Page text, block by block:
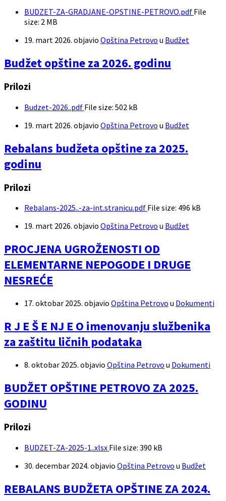
BUDZET-ZA-GRADJANE-OPSTINE-PETROVO.pdf File
size: 2 MB
19. mart 2026. objavio Opština Petrovo u Budžet
Budžet opštine za 2026. godinu
Prilozi
Budzet-2026..pdf File size: 502 kB
19. mart 2026. objavio Opština Petrovo u Budžet
Rebalans budžeta opštine za 2025.
godinu
Prilozi
Rebalans-2025..-za-int.stranicu.pdf File size: 496 kB
19. mart 2026. objavio Opština Petrovo u Budžet
PROCJENA UGROŽENOSTI OD
ELEMENTARNE NEPOGODE I DRUGE
NESREĆE
17. oktobar 2025. objavio Opština Petrovo u Dokumenti
R J E Š E NJ E O imenovanju službenika
za zaštitu ličnih podataka
8. oktobar 2025. objavio Opština Petrovo u Dokumenti
BUDŽET OPŠTINE PETROVO ZA 2025.
GODINU
Prilozi
BUDZET-ZA-2025-1..xlsx File size: 390 kB
30. decembar 2024. objavio Opština Petrovo u Budžet
REBALANS BUDŽETA OPŠTINE ZA 2024.